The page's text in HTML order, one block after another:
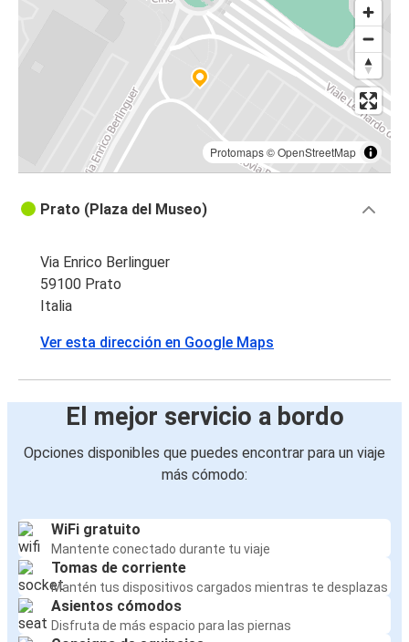
Perugia
Prato
Florencia
Lucca
Valencia
Prato
Prato
Valencia
Protomaps©OpenStreetMap
Prato (Plaza del Museo)
Via Enrico Berlinguer
59100 Prato
Italia
Ver esta dirección en Google Maps
El mejor servicio a bordo
Opciones disponibles que puedes encontrar para un viaje
más cómodo:
WiFi gratuito
Mantente conectado durante tu viaje
Tomas de corriente
Mantén tus dispositivos cargados mientras te desplazas
Asientos cómodos
Disfruta de más espacio para las piernas